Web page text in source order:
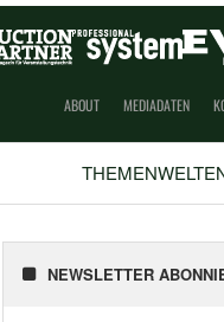
ABOUT MEDIADATEN
NEWSLETTER